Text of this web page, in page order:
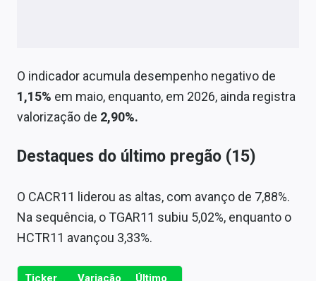
O indicador acumula desempenho negativo de
1,15% em maio, enquanto, em 2026, ainda registra
valorização de 2,90%.
Destaques do último pregão (15)
O CACR11 liderou as altas, com avanço de 7,88%.
Na sequência, o TGAR11 subiu 5,02%, enquanto o
HCTR11 avançou 3,33%.
Ticker Variação Último